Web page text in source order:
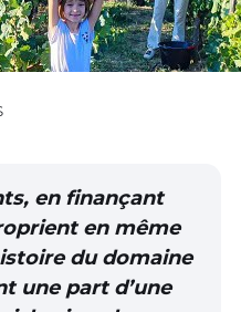
en finançant
en même
du domaine
une part d’une